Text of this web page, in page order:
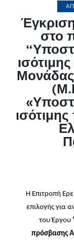
στο
Η Επιτροπή
επιλογής για
του Έργου
πρόσβασης